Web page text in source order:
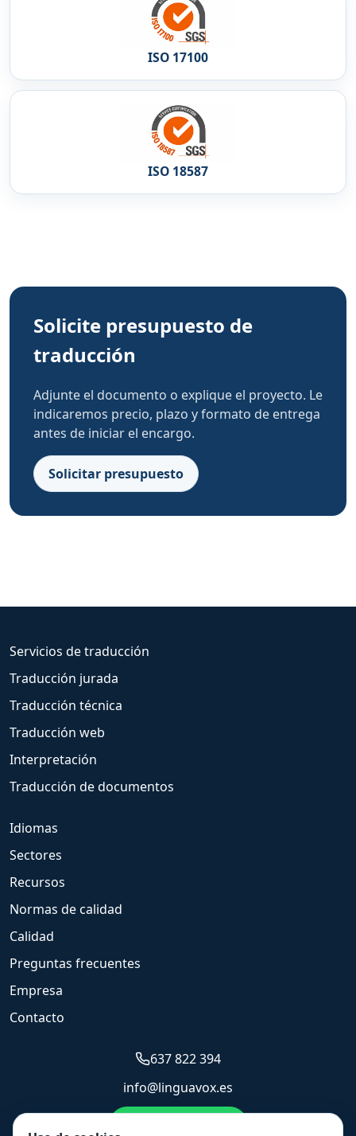
ISO 17100
ISO 18587
Solicite presupuesto de
traducción
Adjunte el documento o explique el proyecto. Le
indicaremos precio, plazo y formato de entrega
antes de iniciar el encargo.
Solicitar presupuesto
Servicios de traducción
Traducción jurada
Traducción técnica
Traducción web
Interpretación
Traducción de documentos
Idiomas
Sectores
Recursos
Normas de calidad
Calidad
Preguntas frecuentes
Empresa
Contacto
637 822 394
info@linguavox.es